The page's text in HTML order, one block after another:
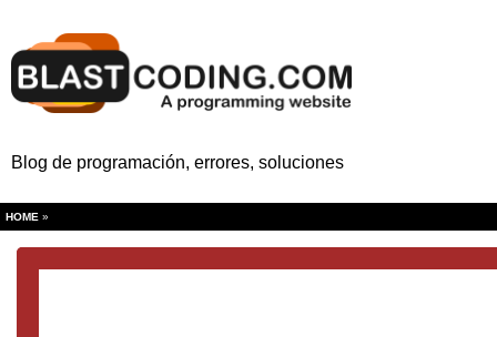
Blog de programación, errores, soluciones
HOME »